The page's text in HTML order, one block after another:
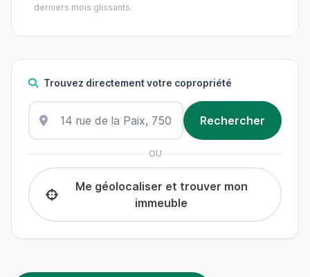
derniers mois glissants.
Trouvez directement votre copropriété
OU
Me géolocaliser et trouver mon
immeuble